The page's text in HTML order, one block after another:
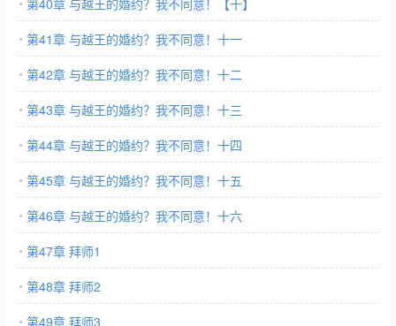
第40章 与越王的婚约？我不同意！【十】
第41章 与越王的婚约？我不同意！十一
第42章 与越王的婚约？我不同意！十二
第43章 与越王的婚约？我不同意！十三
第44章 与越王的婚约？我不同意！十四
第45章 与越王的婚约？我不同意！十五
第46章 与越王的婚约？我不同意！十六
第47章 拜师1
第48章 拜师2
第49章 拜师3